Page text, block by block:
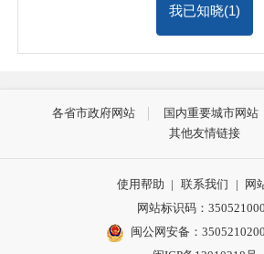
我已知晓(1)
各省市政府网站 国内重要城市网站
其他友情链接
使用帮助 | 联系我们 |
网
网站标识码：
闽公网安备：